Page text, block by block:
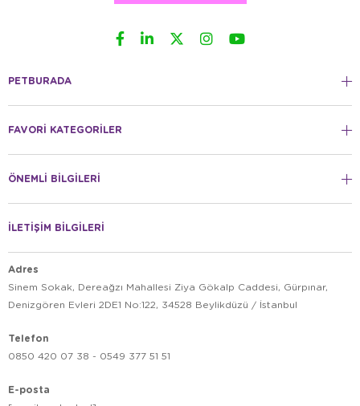
PETBURADA
FAVORİ KATEGORİLER
ÖNEMLİ BİLGİLERİ
İLETİŞİM BİLGİLERİ
Adres
Sinem Sokak, Dereağzı Mahallesi Ziya Gökalp Caddesi, Gürpınar,
Denizgören Evleri 2DE1 No:122, 34528 Beylikdüzü / İstanbul
Telefon
0850 420 07 38 - 0549 377 51 51
E-posta